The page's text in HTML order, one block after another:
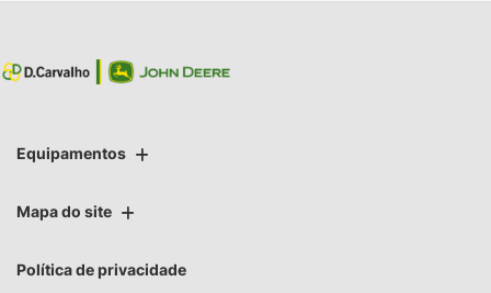
Equipamentos
Mapa do site
Política de privacidade